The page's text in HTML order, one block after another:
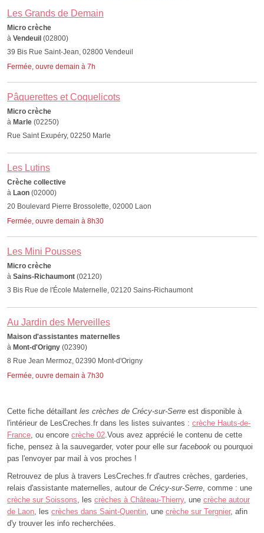
Les Grands de Demain
Micro crèche
à Vendeuil (02800)
39 Bis Rue Saint-Jean, 02800 Vendeuil
Fermée, ouvre demain à 7h
Pâquerettes et Coquelicots
Micro crèche
à Marle (02250)
Rue Saint Exupéry, 02250 Marle
Les Lutins
Crèche collective
à Laon (02000)
20 Boulevard Pierre Brossolette, 02000 Laon
Fermée, ouvre demain à 8h30
Les Mini Pousses
Micro crèche
à Sains-Richaumont (02120)
3 Bis Rue de l'École Maternelle, 02120 Sains-Richaumont
Au Jardin des Merveilles
Maison d'assistantes maternelles
à Mont-d'Origny (02390)
8 Rue Jean Mermoz, 02390 Mont-d'Origny
Fermée, ouvre demain à 7h30
Cette fiche détaillant les crèches de Crécy-sur-Serre est disponible à
l'intérieur de LesCreches.fr dans les listes suivantes : crèche Hauts-de-
France, ou encore crèche 02.Vous avez apprécié le contenu de cette
fiche, pensez à la sauvegarder, voter pour elle sur facebook ou pourquoi
pas l'envoyer par mail à vos proches !
Retrouvez de plus à travers LesCreches.fr d'autres crèches, garderies,
relais d'assistante maternelles, autour de Crécy-sur-Serre, comme : une
crèche sur Soissons, les crèches à Château-Thierry, une crèche autour
de Laon, les crèches dans Saint-Quentin, une crèche sur Tergnier, afin
d'y trouver les info recherchées.